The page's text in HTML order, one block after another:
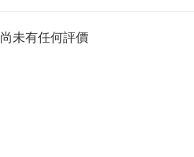
尚未有任何評價